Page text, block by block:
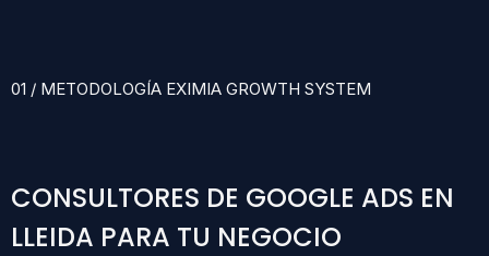
01 / METODOLOGÍA EXIMIA GROWTH SYSTEM
CONSULTORES DE GOOGLE ADS EN
LLEIDA PARA TU NEGOCIO